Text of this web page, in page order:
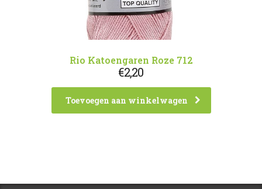
Rio Katoengaren Roze 712
€2,20
Toevoegen aan winkelwagen